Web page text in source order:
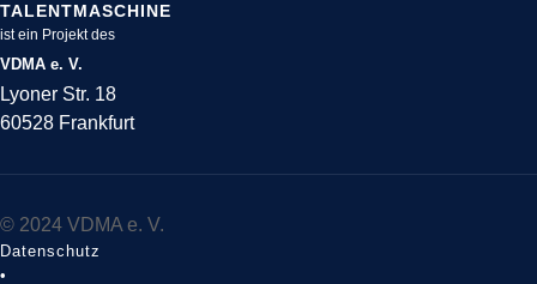
TALENTMASCHINE
ist ein Projekt des
VDMA e. V.
Lyoner Str. 18
60528 Frankfurt
© 2024 VDMA e. V.
Datenschutz
•